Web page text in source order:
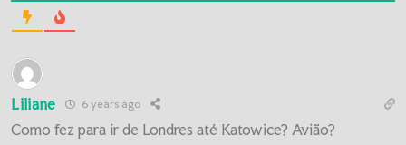
Liliane 6 years ago
Como fez para ir de Londres até Katowice? Avião?